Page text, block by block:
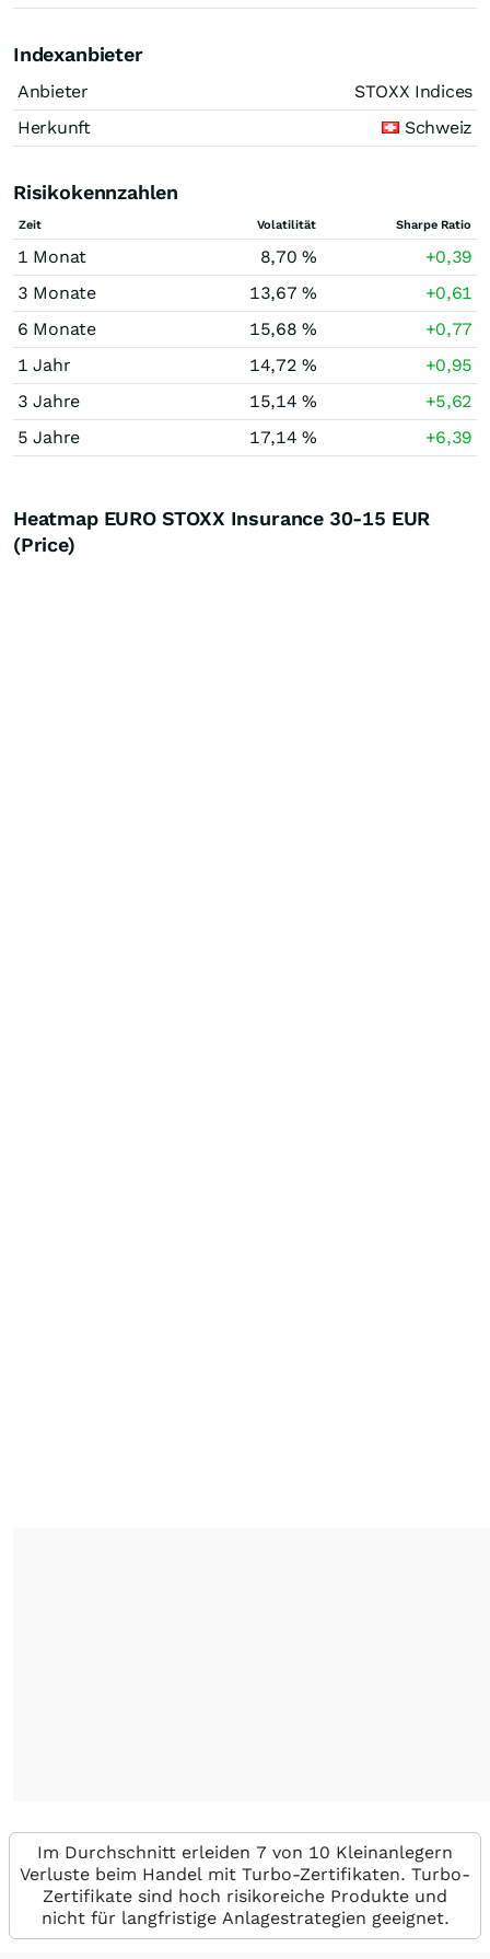
Indexanbieter
Anbieter
STOXX Indices
Herkunft
Schweiz
Risikokennzahlen
Zeit Volatilität Sharpe Ratio
1 Monat 8,70 %
+0,39
3 Monate
13,67 %
+0,61
6 Monate
15,68 %
+0,77
1 Jahr
14,72 %
+0,95
3 Jahre
15,14 %
+5,62
5 Jahre
17,14 % +6,39
Heatmap EURO STOXX Insurance 30-15 EUR
(Price)
Im Durchschnitt erleiden 7 von 10 Kleinanlegern
Verluste beim Handel mit Turbo-Zertifikaten. Turbo-
Zertifikate sind hoch risikoreiche Produkte und
nicht für langfristige Anlagestrategien geeignet.